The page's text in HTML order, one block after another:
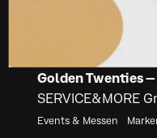
Golden Twenties
SERVICE&MORE
Events & Messen